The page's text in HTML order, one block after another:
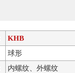
KHB
球形
内螺纹、外螺纹